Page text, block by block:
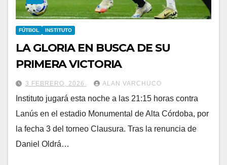
FÚTBOL INSTITUTO
LA GLORIA EN BUSCA DE SU
PRIMERA VICTORIA
3 FEBRERO, 2026 ALAN VARCHUCO
Instituto jugará esta noche a las 21:15 horas contra
Lanús en el estadio Monumental de Alta Córdoba, por
la fecha 3 del torneo Clausura. Tras la renuncia de
Daniel Oldrá…